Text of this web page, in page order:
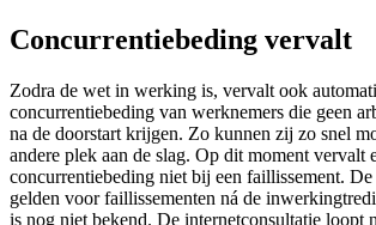
Concurrentiebeding vervalt
Zodra de wet in werking is, vervalt ook
concurrentiebeding van werknemers die geen
na de doorstart krijgen. Zo kunnen zij zo snel
andere plek aan de slag. Op dit moment vervalt
concurrentiebeding niet bij een faillissement.
gelden voor faillissementen ná de
is nog niet bekend. De internetconsultatie loopt